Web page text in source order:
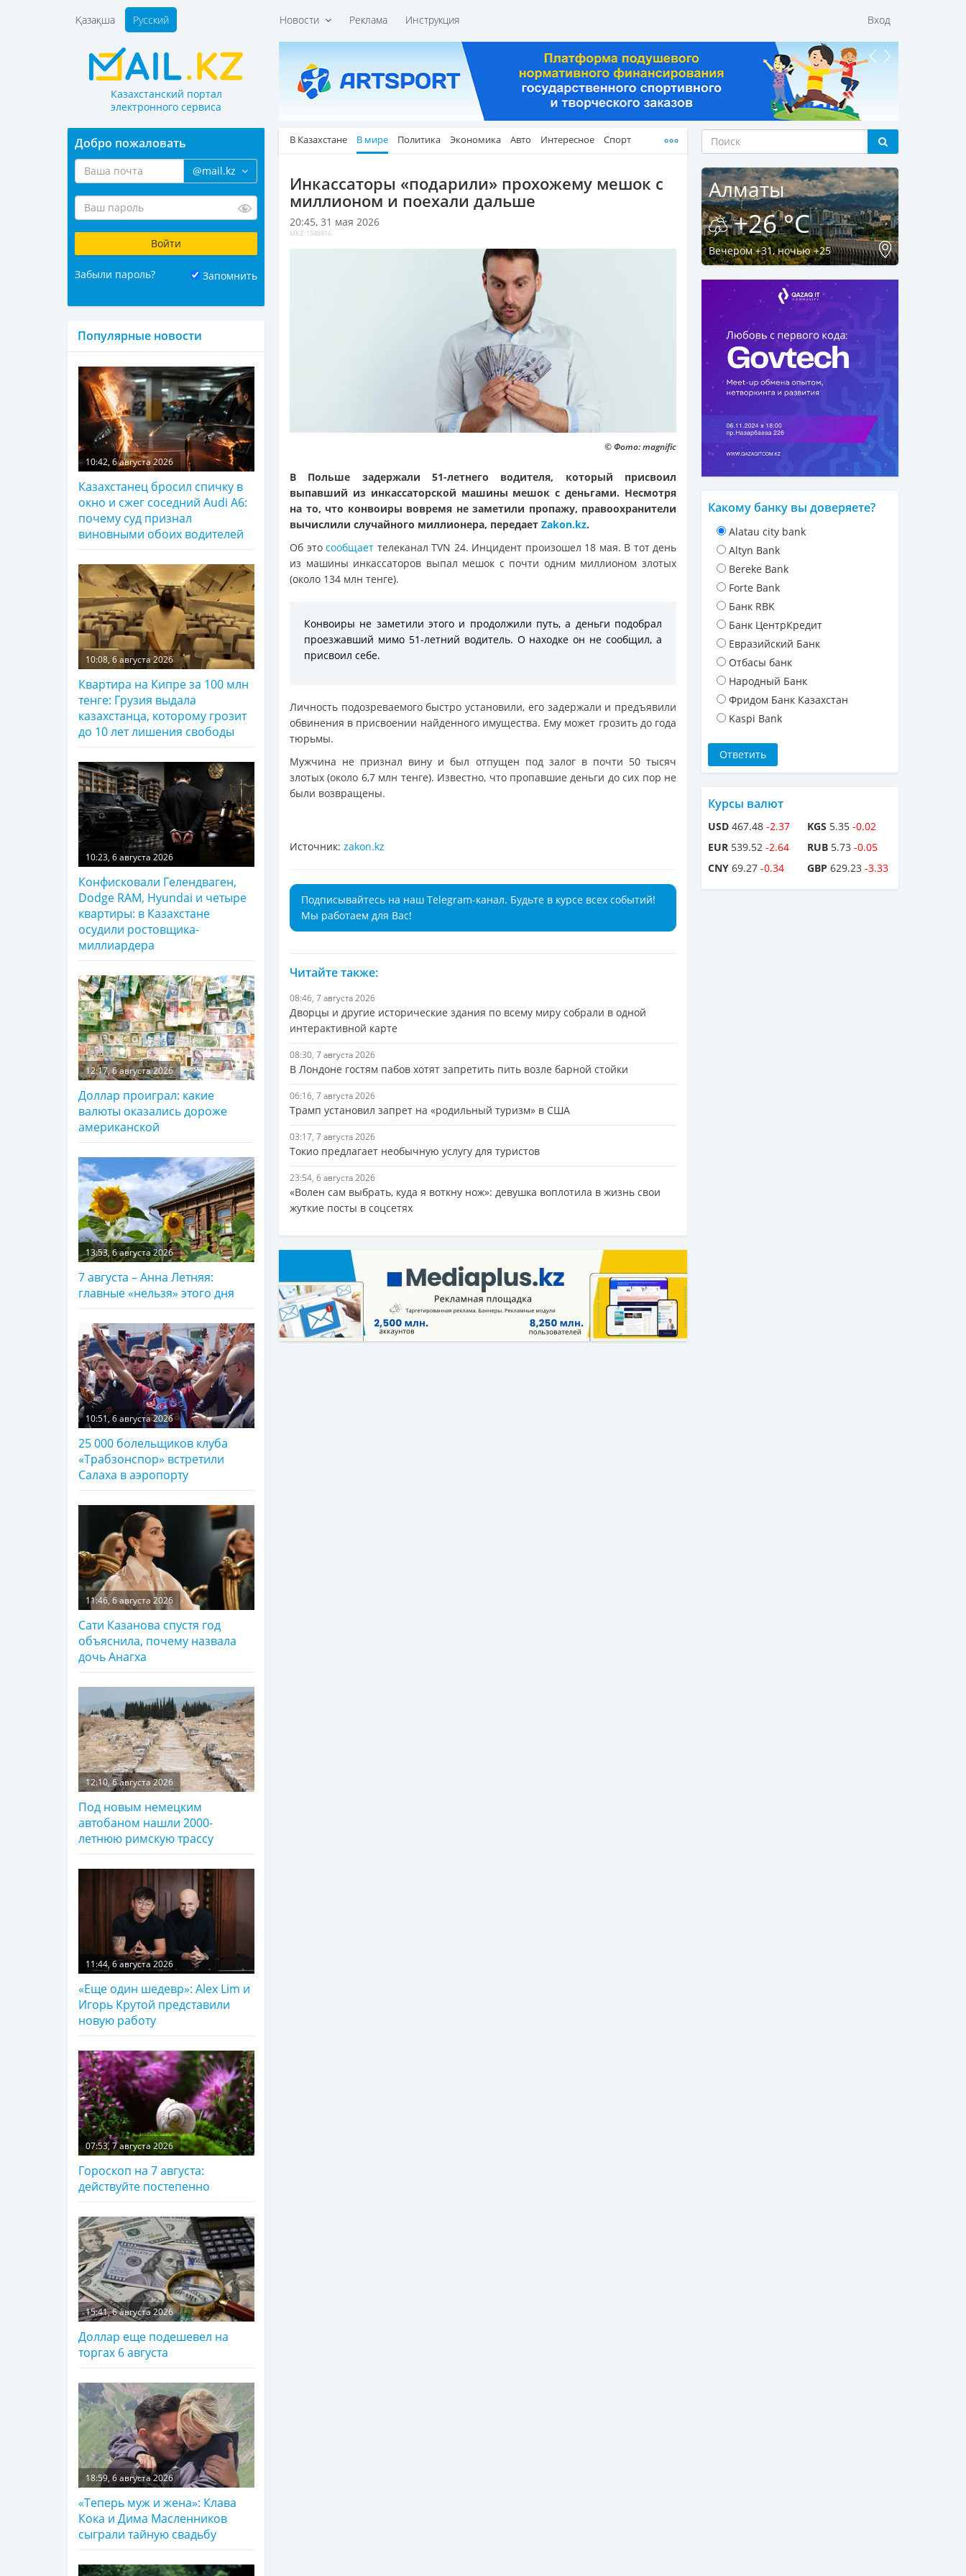
Новости Реклама Инструкция Вход
Қазақша Русский
Казахстанский портал
электронного сервиса
В Казахстане В мире Политика Экономика Авто Интересное Спорт
Инкассаторы «подарили» прохожему мешок с
миллионом и поехали дальше
20:45, 31 мая 2026
MKZ: 1548816
© Фото: magnific
В Польше задержали 51-летнего водителя, который присвоил
выпавший из инкассаторской машины мешок с деньгами. Несмотря
на то, что конвоиры вовремя не заметили пропажу, правоохранители
вычислили случайного миллионера, передает Zakon.kz.
Об это сообщает телеканал TVN 24. Инцидент произошел 18 мая. В тот день
из машины инкассаторов выпал мешок с почти одним миллионом злотых
(около 134 млн тенге).
Конвоиры не заметили этого и продолжили путь, а деньги подобрал
проезжавший мимо 51-летний водитель. О находке он не сообщил, а
присвоил себе.
Личность подозреваемого быстро установили, его задержали и предъявили
обвинения в присвоении найденного имущества. Ему может грозить до года
тюрьмы.
Мужчина не признал вину и был отпущен под залог в почти 50 тысяч
злотых (около 6,7 млн тенге). Известно, что пропавшие деньги до сих пор не
были возвращены.
Источник: zakon.kz
Подписывайтесь на наш Telegram-канал. Будьте в курсе всех событий!
Мы работаем для Вас!
Читайте также:
08:46, 7 августа 2026
Дворцы и другие исторические здания по всему миру собрали в одной
интерактивной карте
08:30, 7 августа 2026
В Лондоне гостям пабов хотят запретить пить возле барной стойки
06:16, 7 августа 2026
Трамп установил запрет на «родильный туризм» в США
03:17, 7 августа 2026
Токио предлагает необычную услугу для туристов
23:54, 6 августа 2026
«Волен сам выбрать, куда я воткну нож»: девушка воплотила в жизнь свои
жуткие посты в соцсетях
Добро пожаловать
@mail.kz
Забыли пароль? Запомнить
Популярные новости
10:42, 6 августа 2026
Казахстанец бросил спичку в
окно и сжег соседний Audi A6:
почему суд признал
виновными обоих водителей
10:08, 6 августа 2026
Квартира на Кипре за 100 млн
тенге: Грузия выдала
казахстанца, которому грозит
до 10 лет лишения свободы
10:23, 6 августа 2026
Конфисковали Гелендваген,
Dodge RAM, Hyundai и четыре
квартиры: в Казахстане
осудили ростовщика-
миллиардера
12:17, 6 августа 2026
Доллар проиграл: какие
валюты оказались дороже
американской
13:53, 6 августа 2026
7 августа – Анна Летняя:
главные «нельзя» этого дня
10:51, 6 августа 2026
25 000 болельщиков клуба
«Трабзонспор» встретили
Салаха в аэропорту
11:46, 6 августа 2026
Сати Казанова спустя год
объяснила, почему назвала
дочь Анагха
12:10, 6 августа 2026
Под новым немецким
автобаном нашли 2000-
летнюю римскую трассу
11:44, 6 августа 2026
«Еще один шедевр»: Alex Lim и
Игорь Крутой представили
новую работу
07:53, 7 августа 2026
Гороскоп на 7 августа:
действуйте постепенно
15:41, 6 августа 2026
Доллар еще подешевел на
торгах 6 августа
18:59, 6 августа 2026
«Теперь муж и жена»: Клава
Кока и Дима Масленников
сыграли тайную свадьбу
Алматы
+26 °C
Вечером +31, ночью +25
Какому банку вы доверяете?
Alatau city bank
Altyn Bank
Bereke Bank
Forte Bank
Банк RBK
Банк ЦентрКредит
Евразийский Банк
Отбасы банк
Народный Банк
Фридом Банк Казахстан
Kaspi Bank
Курсы валют
USD 467.48 -2.37
EUR 539.52 -2.64
CNY 69.27 -0.34
KGS 5.35 -0.02
RUB 5.73 -0.05
GBP 629.23 -3.33